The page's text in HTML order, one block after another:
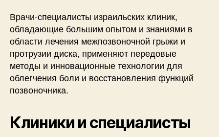
Врачи-специалисты израильских клиник,
обладающие большим опытом и знаниями в
области лечения межпозвоночной грыжи и
протрузии диска, применяют передовые
методы и инновационные технологии для
облегчения боли и восстановления функций
позвоночника.
Клиники и специалисты